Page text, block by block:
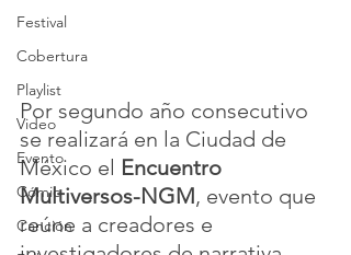
Festival
Cobertura
Playlist
Video
Evento
Cómic
Canción
Por segundo año consecutivo
se realizará en la Ciudad de
México el Encuentro
Multiversos-NGM, evento que
reúne a creadores e